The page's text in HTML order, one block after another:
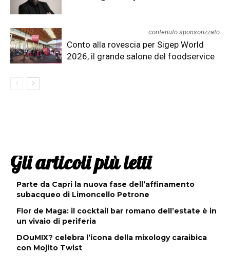
contenuto sponsorizzato
Conto alla rovescia per Sigep World
2026, il grande salone del foodservice
Gli articoli più letti
Parte da Capri la nuova fase dell’affinamento
subacqueo di Limoncello Petrone
Flor de Maga: il cocktail bar romano dell’estate è in
un vivaio di periferia
DOuMIX? celebra l’icona della mixology caraibica
con Mojito Twist